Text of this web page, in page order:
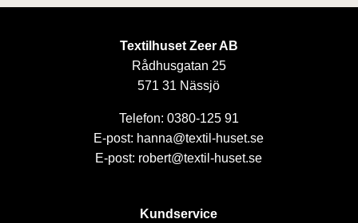
Textilhuset Zeer AB
Rådhusgatan 25
571 31 Nässjö
Telefon: 0380-125 91
E-post: hanna@textil-huset.se
E-post: robert@textil-huset.se
Kundservice